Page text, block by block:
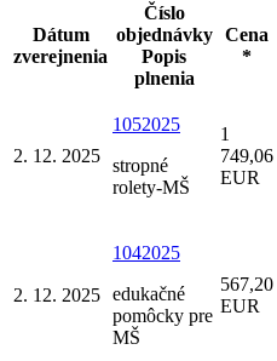
Dátum
zverejnenia
Číslo
objednávky
Popis
plnenia
Cena
*
2. 12. 2025
1052025
stropné
rolety-MŠ
1
749,06
EUR
2. 12. 2025
1042025
edukačné
pomôcky pre
MŠ
567,20
EUR